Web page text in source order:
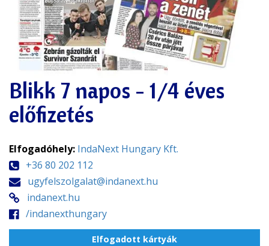
Blikk 7 napos - 1/4 éves
előfizetés
Elfogadóhely: IndaNext Hungary Kft.
+36 80 202 112
ugyfelszolgalat@indanext.hu
indanext.hu
/indanexthungary
Elfogadott kártyák